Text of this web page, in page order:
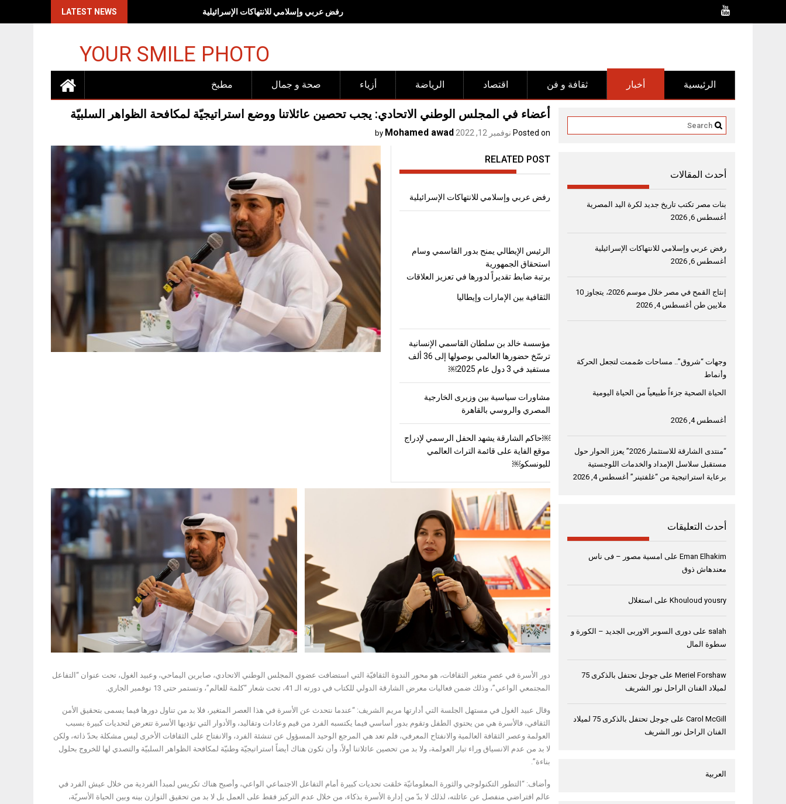
LATEST NEWS رفض عربي وإسلامي للانتهاكات الإسرائيلية
YOUR SMILE PHOTO
مطبخ صحة و جمال أزياء الرياضة اقتصاد ثقافة و فن أخبار الرئيسية
أعضاء في المجلس الوطني الاتحادي: يجب تحصين عائلاتنا ووضع استراتيجيّة لمكافحة الظواهر السلبيّة
Posted on نوفمبر 12, 2022 by
Mohamed awad
RELATED POST
رفض عربي وإسلامي للانتهاكات الإسرائيلية
الرئيس الإيطالي يمنح بدور القاسمي وسام
استحقاق الجمهورية
برتبة ضابط تقديراً لدورها في تعزيز العلاقات
الثقافية بين الإمارات وإيطاليا
مؤسسة خالد بن سلطان القاسمي الإنسانية
ترسّخ حضورها العالمي بوصولها إلى 36 ألف
مستفيد في 3 دول عام 2025￼
مشاورات سياسية بين وزيرى الخارجية
المصري والروسي بالقاهرة
￼حاكم الشارقة يشهد الحفل الرسمي لإدراج
موقع الفاية على قائمة التراث العالمي
لليونسكو￼
دور الأسرة في عصرٍ متغير الثقافات، هو محور الندوة الثقافيّة التي استضافت عضوي المجلس الوطني الاتحادي، صابرين اليماحي، وعبيد الغول، تحت عنوان “التفاعل
المجتمعي الواعي”، وذلك ضمن فعاليات معرض الشارقة الدولي للكتاب في دورته الـ 41، تحت شعار “كلمة للعالم”، وتستمر حتى 13 نوفمبر الجاري.
وقال عبيد الغول في مستهل الجلسة التي أدارتها مريم الشريف: “عندما نتحدث عن الأسرة في هذا العصر المتغير، فلا بد من تناول دورها فيما يسمى بتحقيق الأمن
الثقافي، فالأسرة هي من يحتوي الطفل وتقوم بدور أساسي فيما يكتسبه الفرد من قيم وعادات وتقاليد، والأدوار التي تؤديها الأسرة تتعرض لتحديات كبيرة بسبب
العولمة وعصر الثقافة العالمية والانفتاح المعرفي، فلم تعد هي المرجع الوحيد المسؤول عن تنشئة الفرد، والانفتاح على الثقافات الأخرى ليس مشكلة بحدّ ذاته، ولكن
لا بد من عدم الانسياق وراء تيار العولمة، ولا بد من تحصين عائلاتنا أولاً، وأن تكون هناك أيضاً استراتيجيّة وطنيّة لمكافحة الظواهر السلبيّة والتصدي لها للخروج بحلول
بناءة”.
وأضاف: “التطور التكنولوجي والثورة المعلوماتيّة خلقت تحديات كبيرة أمام التفاعل الاجتماعي الواعي، وأصبح هناك تكريس لمبدأ الفردية من خلال عيش الفرد في
عالم افتراضي منفصل عن عائلته، لذلك لا بدّ من إدارة الأسرة بذكاء، من خلال عدم التركيز فقط على العمل بل لا بد من تحقيق التوازن بينه وبين الحياة الأسريّة،
أحدث المقالات
بنات مصر تكتب تاريخ جديد لكرة اليد المصرية
أغسطس 6, 2026
رفض عربي وإسلامي للانتهاكات الإسرائيلية
أغسطس 6, 2026
إنتاج القمح في مصر خلال موسم 2026، يتجاوز 10
ملايين طن أغسطس 4, 2026
وجهات “شروق”.. مساحات صُممت لتجعل الحركة
وأنماط
الحياة الصحية جزءاً طبيعياً من الحياة اليومية
أغسطس 4, 2026
“منتدى الشارقة للاستثمار 2026” يعزز الحوار حول
مستقبل سلاسل الإمداد والخدمات اللوجستية
برعاية استراتيجية من “غلفتينر” أغسطس 4, 2026
أحدث التعليقات
Eman Elhakim على امسية مصور – فى ناس
معندهاش ذوق
Khouloud yousry على استغلال
salah على دورى السوبر الاوربى الجديد – الكورة و
سطوة المال
Meriel Forshaw على
جوجل تحتفل بالذكرى 75
لميلاد الفنان الراحل نور الشريف
Carol McGill على
جوجل تحتفل بالذكرى 75 لميلاد
الفنان الراحل نور الشريف
العربية